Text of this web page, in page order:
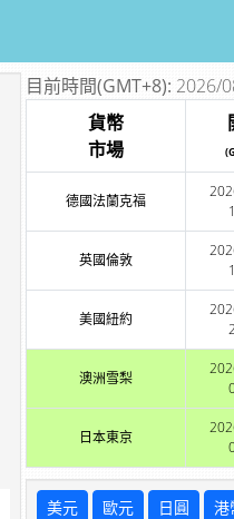
目前時間(GMT+8): 2026/
貨幣
市場
德國法蘭克福
英國倫敦
美國紐約
澳洲雪梨
日本東京
美元 歐元 日圓 港